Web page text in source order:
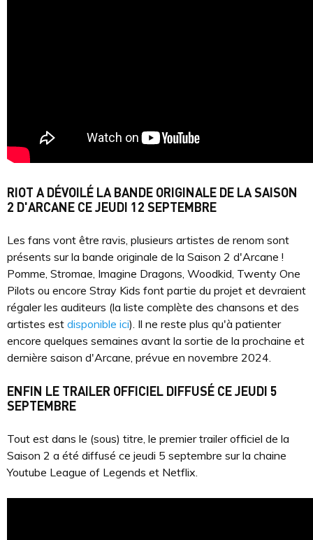
RIOT A DÉVOILÉ LA BANDE ORIGINALE DE LA SAISON
2 D'ARCANE CE JEUDI 12 SEPTEMBRE
Les fans vont être ravis, plusieurs artistes de renom sont
présents sur la bande originale de la Saison 2 d'Arcane !
Pomme, Stromae, Imagine Dragons, Woodkid, Twenty One
Pilots ou encore Stray Kids font partie du projet et devraient
régaler les auditeurs (la liste complète des chansons et des
artistes est disponible ici). Il ne reste plus qu'à patienter
encore quelques semaines avant la sortie de la prochaine et
dernière saison d'Arcane, prévue en novembre 2024.
ENFIN LE TRAILER OFFICIEL DIFFUSÉ CE JEUDI 5
SEPTEMBRE
Tout est dans le (sous) titre, le premier trailer officiel de la
Saison 2 a été diffusé ce jeudi 5 septembre sur la chaine
Youtube League of Legends et Netflix.